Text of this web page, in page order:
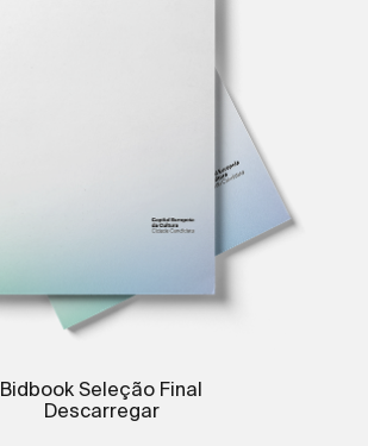
Bidbook Seleção Final
Descarregar